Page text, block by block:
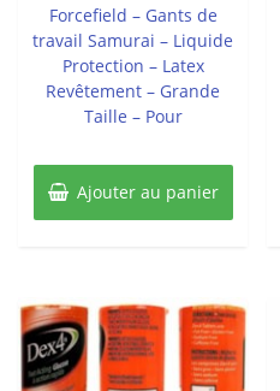
Forcefield – Gants de
travail Samurai – Liquide
Protection – Latex
Revêtement – Grande
Taille – Pour
Ajouter au panier